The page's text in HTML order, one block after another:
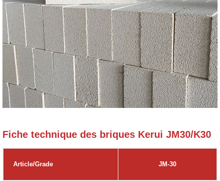
Fiche technique des briques Kerui JM30/K30
Article/Grade JM-30